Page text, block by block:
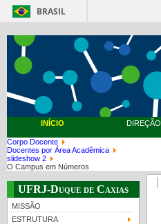
BRASIL
INÍCIO DIREÇÃO
Corpo Docente
Docentes por Área Acadêmica
slideshow 2
O Campus em Números
UFRJ-Duque de Caxias
MISSÃO
ESTRUTURA